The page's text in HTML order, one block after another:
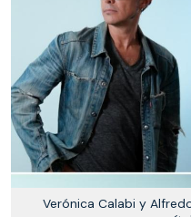
Verónica Calabi y